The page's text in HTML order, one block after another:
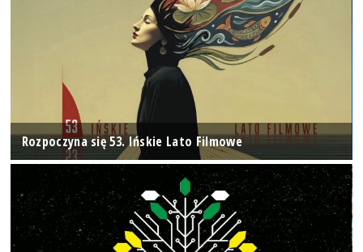
Rozpoczyna się 53. Ińskie Lato Filmowe